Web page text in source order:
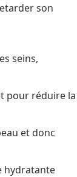
son
seins,
pour réduire la
et donc
hydratante